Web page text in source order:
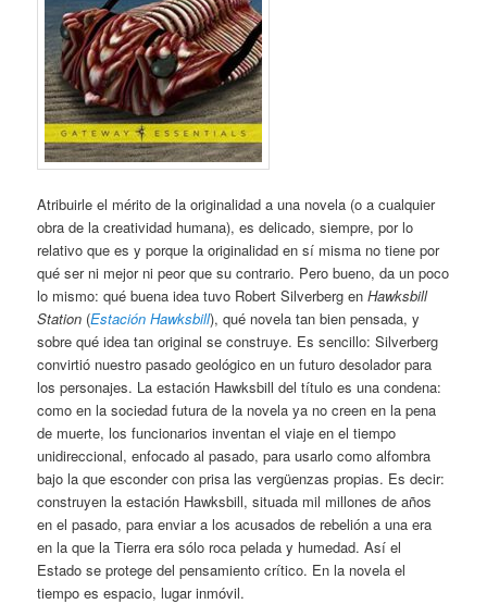
Atribuirle el mérito de la originalidad a una novela (o a cualquier
obra de la creatividad humana), es delicado, siempre, por lo
relativo que es y porque la originalidad en sí misma no tiene por
qué ser ni mejor ni peor que su contrario. Pero bueno, da un poco
lo mismo: qué buena idea tuvo Robert Silverberg enHawksbill
Station (Estación Hawksbill), qué novela tan bien pensada, y
sobre qué idea tan original se construye. Es sencillo: Silverberg
convirtió nuestro pasado geológico en un futuro desolador para
los personajes. La estación Hawksbill del título es una condena:
como en la sociedad futura de la novela ya no creen en la pena
de muerte, los funcionarios inventan el viaje en el tiempo
unidireccional, enfocado al pasado, para usarlo como alfombra
bajo la que esconder con prisa las vergüenzas propias. Es decir:
construyen la estación Hawksbill, situada mil millones de años
en el pasado, para enviar a los acusados de rebelión a una era
en la que la Tierra era sólo roca pelada y humedad. Así el
Estado se protege del pensamiento crítico. En la novela el
tiempo es espacio, lugar inmóvil.